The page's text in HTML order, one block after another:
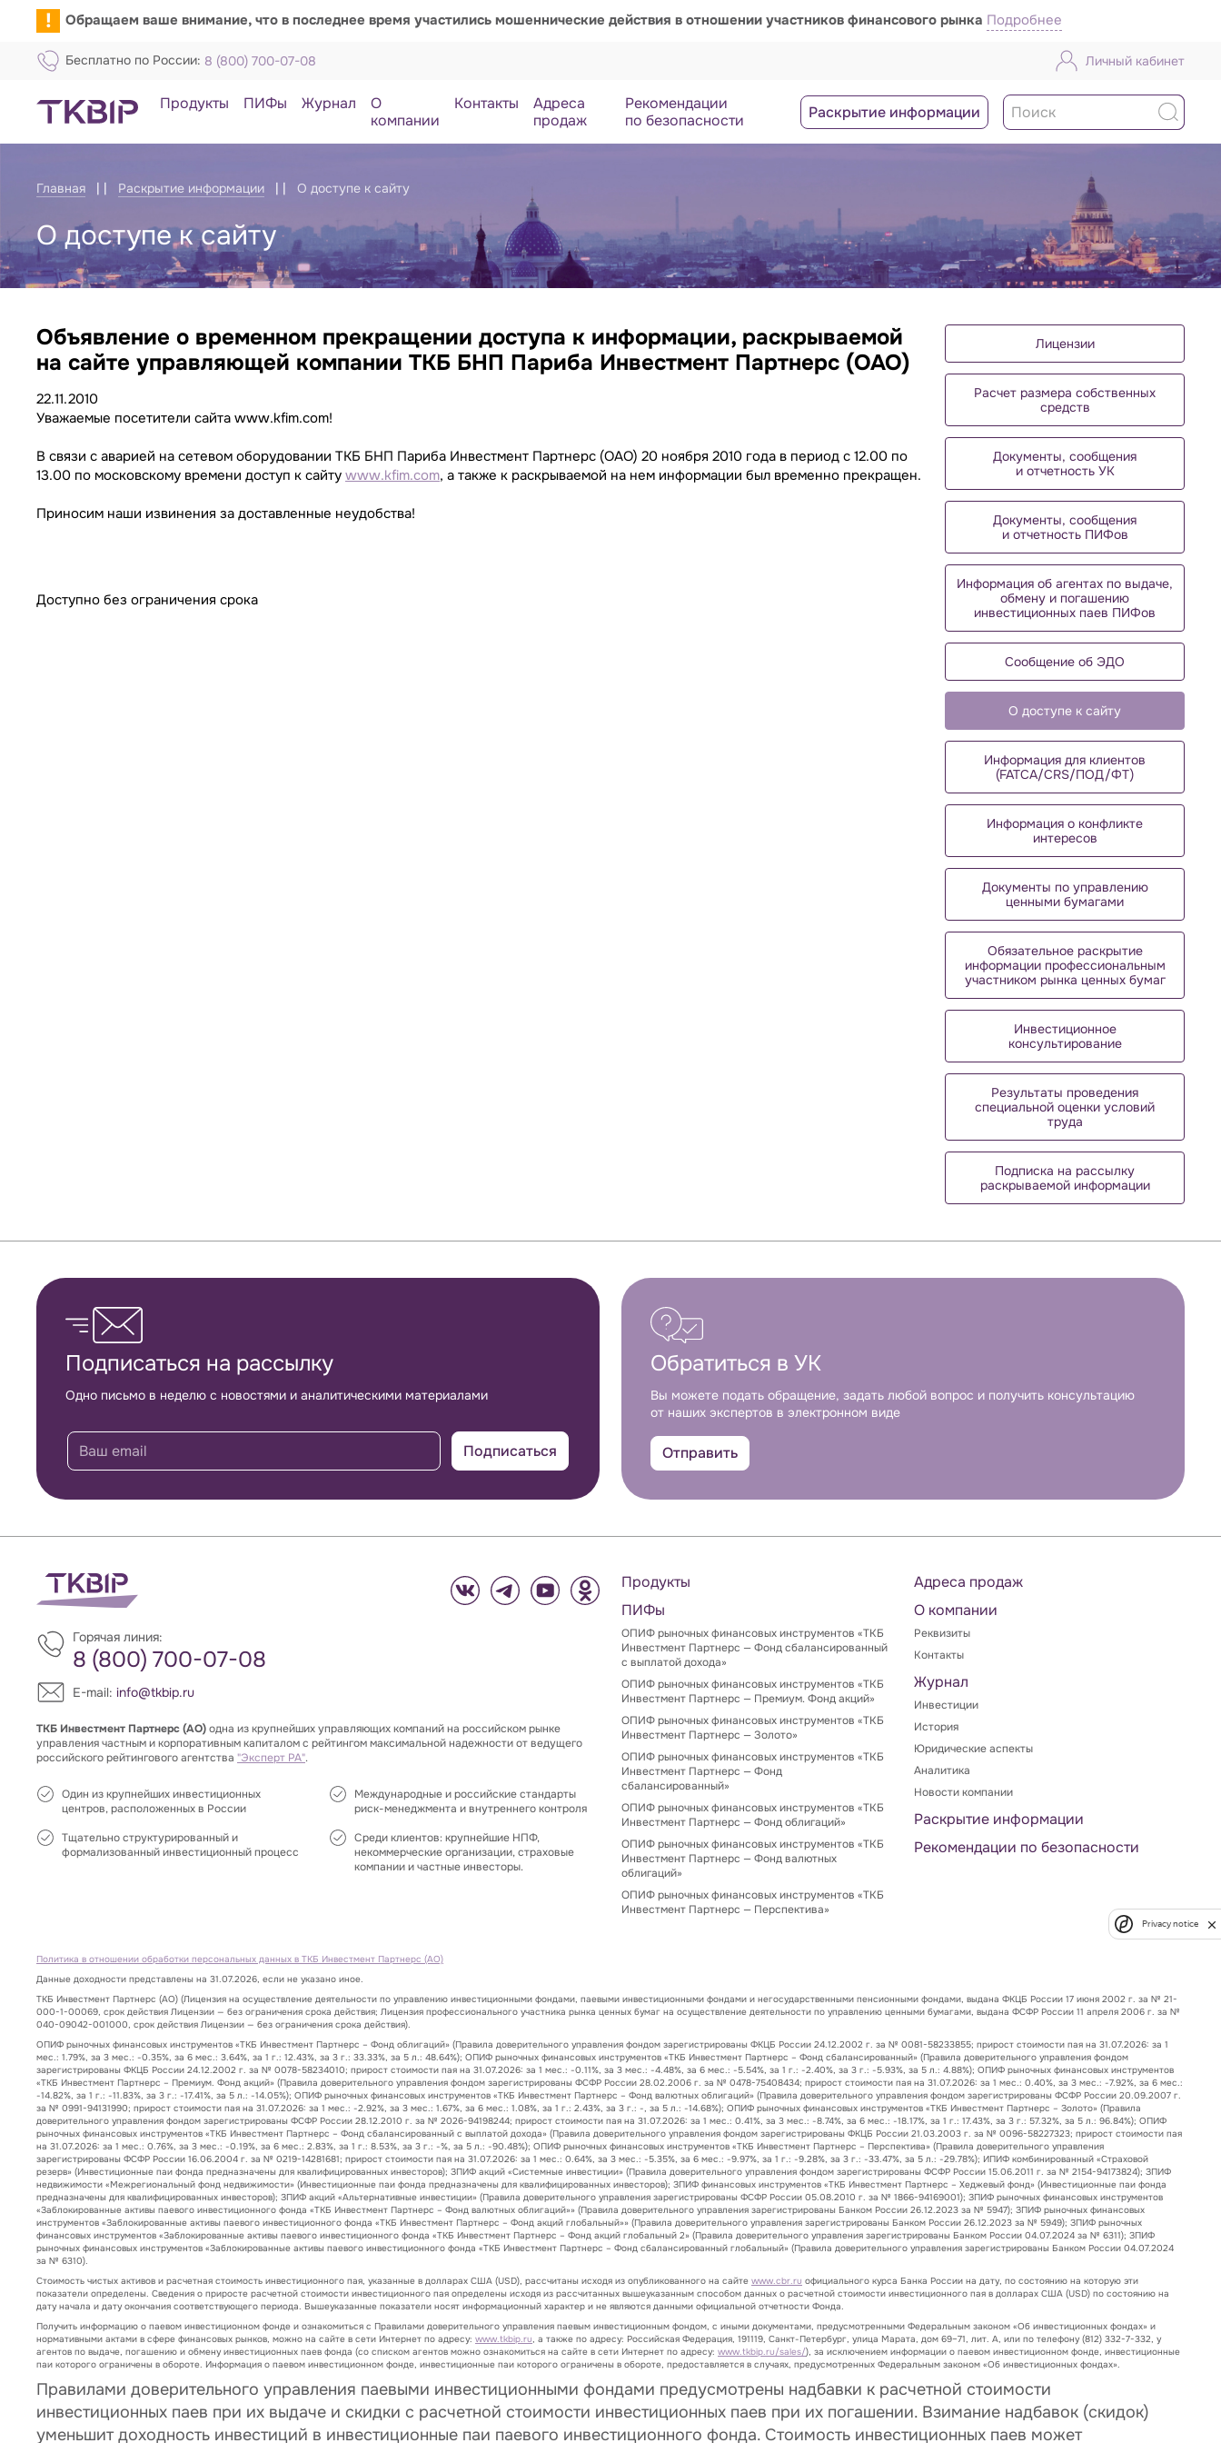
! Обращаем ваше внимание, что в последнее время участились мошеннические действия в отношении участников финансового рынка Подробнее
Бесплатно по России: 8 (800) 700-07-08 Личный кабинет
Продукты ПИФы Журнал
О
компании
Контакты
Адреса
продаж
Рекомендации
по безопасности
Раскрытие информации
Главная Раскрытие информации О доступе к сайту
О доступе к сайту
Объявление о доступе к сайту
Объявление о временном прекращении доступа к информации, раскрываемой
на сайте управляющей компании ТКБ БНП Париба Инвестмент Партнерс (ОАО)
22.11.2010
Уважаемые посетители сайта www.kfim.com!
В связи с аварией на сетевом оборудовании ТКБ БНП Париба Инвестмент Партнерс (ОАО) 20 ноября 2010 года в период с 12.00 по
13.00 по московскому времени доступ к сайту www.kfim.com, а также к раскрываемой на нем информации был временно прекращен.
Приносим наши извинения за доставленные неудобства!
Доступно без ограничения срока
Лицензии
Расчет размера собственных
средств
Документы, сообщения
и отчетность УК
Документы, сообщения
и отчетность ПИФов
Информация об агентах по выдаче,
обмену и погашению
инвестиционных паев ПИФов
Сообщение об ЭДО
О доступе к сайту
Информация для клиентов
(FATCA/CRS/ПОД/ФТ)
Информация о конфликте
интересов
Документы по управлению
ценными бумагами
Обязательное раскрытие
информации профессиональным
участником рынка ценных бумаг
Инвестиционное
консультирование
Результаты проведения
специальной оценки условий
труда
Подписка на рассылку
раскрываемой информации
Обратная связь
Подписаться на рассылку
Одно письмо в неделю с новостями и аналитическими материалами
Подписаться
Обратиться в УК
Вы можете подать обращение, задать любой вопрос и получить консультацию
от наших экспертов в электронном виде
Отправить
Горячая линия:
8 (800) 700-07-08
E-mail: info@tkbip.ru
ТКБ Инвестмент Партнерс (АО)одна из крупнейших управляющих компаний на российском рынке
управления частным и корпоративным капиталом с рейтингом максимальной надежности от ведущего
российского рейтингового агентства "Эксперт РА".
Один из крупнейших инвестиционных
центров, расположенных в России
Тщательно структурированный и
формализованный инвестиционный процесс
Международные и российские стандарты
риск-менеджмента и внутреннего контроля
Среди клиентов: крупнейшие НПФ,
некоммерческие организации, страховые
компании и частные инвесторы.
Продукты
ПИФы
ОПИФ рыночных финансовых инструментов «ТКБ
Инвестмент Партнерс — Фонд сбалансированный
с выплатой дохода»
ОПИФ рыночных финансовых инструментов «ТКБ
Инвестмент Партнерс — Премиум. Фонд акций»
ОПИФ рыночных финансовых инструментов «ТКБ
Инвестмент Партнерс — Золото»
ОПИФ рыночных финансовых инструментов «ТКБ
Инвестмент Партнерс — Фонд
сбалансированный»
ОПИФ рыночных финансовых инструментов «ТКБ
Инвестмент Партнерс — Фонд облигаций»
ОПИФ рыночных финансовых инструментов «ТКБ
Инвестмент Партнерс — Фонд валютных
облигаций»
ОПИФ рыночных финансовых инструментов «ТКБ
Инвестмент Партнерс — Перспектива»
Адреса продаж
О компании
Реквизиты
Контакты
Журнал
Инвестиции
История
Юридические аспекты
Аналитика
Новости компании
Раскрытие информации
Рекомендации по безопасности
Политика в отношении обработки персональных данных в ТКБ Инвестмент Партнерс (АО)
Данные доходности представлены на 31.07.2026, если не указано иное.
ТКБ Инвестмент Партнерс (АО) (Лицензия на осуществление деятельности по управлению инвестиционными фондами, паевыми инвестиционными фондами и негосударственными пенсионными фондами, выдана ФКЦБ России 17 июня 2002 г. за № 21-
000-1-00069, срок действия Лицензии — без ограничения срока действия; Лицензия профессионального участника рынка ценных бумаг на осуществление деятельности по управлению ценными бумагами, выдана ФСФР России 11 апреля 2006 г. за №
040-09042-001000, срок действия Лицензии — без ограничения срока действия).
ОПИФ рыночных финансовых инструментов «ТКБ Инвестмент Партнерс – Фонд облигаций» (Правила доверительного управления фондом зарегистрированы ФКЦБ России 24.12.2002 г. за № 0081-58233855; прирост стоимости пая на 31.07.2026: за 1
мес.: 1.79%, за 3 мес.: -0.35%, за 6 мес.: 3.64%, за 1 г.: 12.43%, за 3 г.: 33.33%, за 5 л.: 48.64%); ОПИФ рыночных финансовых инструментов «ТКБ Инвестмент Партнерс – Фонд сбалансированный» (Правила доверительного управления фондом
зарегистрированы ФКЦБ России 24.12.2002 г. за № 0078-58234010; прирост стоимости пая на 31.07.2026: за 1 мес.: -0.11%, за 3 мес.: -4.48%, за 6 мес.: -5.54%, за 1 г.: -2.40%, за 3 г.: -5.93%, за 5 л.: 4.88%); ОПИФ рыночных финансовых инструментов
«ТКБ Инвестмент Партнерс – Премиум. Фонд акций» (Правила доверительного управления фондом зарегистрированы ФСФР России 28.02.2006 г. за № 0478-75408434; прирост стоимости пая на 31.07.2026: за 1 мес.: 0.40%, за 3 мес.: -7.92%, за 6 мес.:
-14.82%, за 1 г.: -11.83%, за 3 г.: -17.41%, за 5 л.: -14.05%); ОПИФ рыночных финансовых инструментов «ТКБ Инвестмент Партнерс – Фонд валютных облигаций» (Правила доверительного управления фондом зарегистрированы ФСФР России 20.09.2007 г.
за № 0991-94131990; прирост стоимости пая на 31.07.2026: за 1 мес.: -2.92%, за 3 мес.: 1.67%, за 6 мес.: 1.08%, за 1 г.: 2.43%, за 3 г.: -, за 5 л.: -14.68%); ОПИФ рыночных финансовых инструментов «ТКБ Инвестмент Партнерс – Золото» (Правила
доверительного управления фондом зарегистрированы ФСФР России 28.12.2010 г. за № 2026-94198244; прирост стоимости пая на 31.07.2026: за 1 мес.: 0.41%, за 3 мес.: -8.74%, за 6 мес.: -18.17%, за 1 г.: 17.43%, за 3 г.: 57.32%, за 5 л.: 96.84%); ОПИФ
рыночных финансовых инструментов «ТКБ Инвестмент Партнерс – Фонд сбалансированный с выплатой дохода» (Правила доверительного управления фондом зарегистрированы ФКЦБ России 21.03.2003 г. за № 0096-58227323; прирост стоимости пая
на 31.07.2026: за 1 мес.: 0.76%, за 3 мес.: -0.19%, за 6 мес.: 2.83%, за 1 г.: 8.53%, за 3 г.: -%, за 5 л.: -90.48%); ОПИФ рыночных финансовых инструментов «ТКБ Инвестмент Партнерс – Перспектива» (Правила доверительного управления
зарегистрированы ФСФР России 16.06.2004 г. за № 0219-14281681; прирост стоимости пая на 31.07.2026: за 1 мес.: 0.64%, за 3 мес.: -5.35%, за 6 мес.: -9.97%, за 1 г.: -9.28%, за 3 г.: -33.47%, за 5 л.: -29.78%); ИПИФ комбинированный «Страховой
резерв» (Инвестиционные паи фонда предназначены для квалифицированных инвесторов); ЗПИФ акций «Системные инвестиции» (Правила доверительного управления фондом зарегистрированы ФСФР России 15.06.2011 г. за № 2154-94173824); ЗПИФ
недвижимости «Межрегиональный фонд недвижимости» (Инвестиционные паи фонда предназначены для квалифицированных инвесторов); ЗПИФ финансовых инструментов «ТКБ Инвестмент Партнерс – Хеджевый фонд» (Инвестиционные паи фонда
предназначены для квалифицированных инвесторов); ЗПИФ акций «Альтернативные инвестиции» (Правила доверительного управления зарегистрированы ФСФР России 05.08.2010 г. за № 1866-94169001); ЗПИФ рыночных финансовых инструментов
«Заблокированные активы паевого инвестиционного фонда «ТКБ Инвестмент Партнерс – Фонд валютных облигаций»» (Правила доверительного управления зарегистрированы Банком России 26.12.2023 за № 5947); ЗПИФ рыночных финансовых
инструментов «Заблокированные активы паевого инвестиционного фонда «ТКБ Инвестмент Партнерс – Фонд акций глобальный»» (Правила доверительного управления зарегистрированы Банком России 26.12.2023 за № 5949); ЗПИФ рыночных
финансовых инструментов «Заблокированные активы паевого инвестиционного фонда «ТКБ Инвестмент Партнерс – Фонд акций глобальный 2» (Правила доверительного управления зарегистрированы Банком России 04.07.2024 за № 6311); ЗПИФ
рыночных финансовых инструментов «Заблокированные активы паевого инвестиционного фонда «ТКБ Инвестмент Партнерс – Фонд сбалансированный глобальный» (Правила доверительного управления зарегистрированы Банком России 04.07.2024
за № 6310).
Стоимость чистых активов и расчетная стоимость инвестиционного пая, указанные в долларах США (USD), рассчитаны исходя из опубликованного на сайте www.cbr.ru официального курса Банка России на дату, по состоянию на которую эти
показатели определены. Сведения о приросте расчетной стоимости инвестиционного пая определены исходя из рассчитанных вышеуказанным способом данных о расчетной стоимости инвестиционного пая в долларах США (USD) по состоянию на
дату начала и дату окончания соответствующего периода. Вышеуказанные показатели носят информационный характер и не являются данными официальной отчетности Фонда.
Получить информацию о паевом инвестиционном фонде и ознакомиться с Правилами доверительного управления паевым инвестиционным фондом, с иными документами, предусмотренными Федеральным законом «Об инвестиционных фондах» и
нормативными актами в сфере финансовых рынков, можно на сайте в сети Интернет по адресу: www.tkbip.ru, а также по адресу: Российская Федерация, 191119, Санкт-Петербург, улица Марата, дом 69–71, лит. А, или по телефону (812) 332-7-332, у
агентов по выдаче, погашению и обмену инвестиционных паев фонда (со списком агентов можно ознакомиться на сайте в сети Интернет по адресу: www.tkbip.ru/sales/), за исключением информации о паевом инвестиционном фонде, инвестиционные
паи которого ограничены в обороте. Информация о паевом инвестиционном фонде, инвестиционные паи которого ограничены в обороте, предоставляется в случаях, предусмотренных Федеральным законом «Об инвестиционных фондах».
Правилами доверительного управления паевыми инвестиционными фондами предусмотрены надбавки к расчетной стоимости
инвестиционных паев при их выдаче и скидки с расчетной стоимости инвестиционных паев при их погашении. Взимание надбавок (скидок)
уменьшит доходность инвестиций в инвестиционные паи паевого инвестиционного фонда. Стоимость инвестиционных паев может
Privacy notice